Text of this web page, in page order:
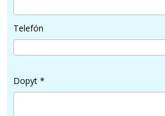
Kompatibilná náplň s
Telefón
Dopyt *